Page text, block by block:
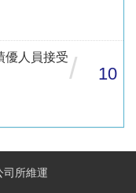
人員接受/ 10
司所維運